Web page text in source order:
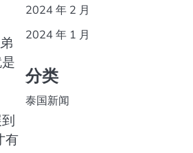
有
2024 年 2 月
2024 年 1 月
分类
泰国新闻